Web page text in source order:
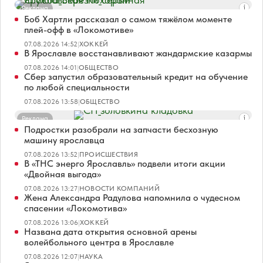
Реклама
Боб Хартли рассказал о самом тяжёлом моменте
плей-офф в «Локомотиве»
07.08.2026 14:52|ХОККЕЙ
В Ярославле восстанавливают жандармские казармы
07.08.2026 14:01|ОБЩЕСТВО
Сбер запустил образовательный кредит на обучение
по любой специальности
07.08.2026 13:58|ОБЩЕСТВО
Реклама
Подростки разобрали на запчасти бесхозную
машину ярославца
07.08.2026 13:52|ПРОИСШЕСТВИЯ
В «ТНС энерго Ярославль» подвели итоги акции
«Двойная выгода»
07.08.2026 13:27|НОВОСТИ КОМПАНИЙ
Жена Александра Радулова напомнила о чудесном
спасении «Локомотива»
07.08.2026 13:06|ХОККЕЙ
Названа дата открытия основной арены
волейбольного центра в Ярославле
07.08.2026 12:07|НАУКА